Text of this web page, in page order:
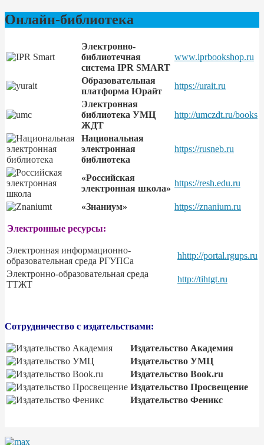
Онлайн-библиотека
Электронно-
библиотечная
система IPR SMART
www.iprbookshop.ru
Образовательная
платформа Юрайт
https://urait.ru
Электронная
библиотека УМЦ
ЖДТ
http://umczdt.ru/books
Национальная
электронная
библиотека
https://rusneb.ru
«Российская
электронная школа»
https://resh.edu.ru
«Знаниум» https://znanium.ru
Электронные ресурсы:
Электронная информационно-
образовательная среда РГУПСа
hhttp://portal.rgups.ru
Электронно-образовательная среда
ТТЖТ
http://tihtgt.ru
Сотрудничество с издательствами:
Издательство Академия
Издательство УМЦ
Издательство Book.ru
Издательство Просвещение
Издательство Феникс